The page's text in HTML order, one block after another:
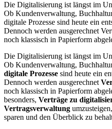
Die Digitalisierung ist längst im
Ob Kundenverwaltung,
digitale Prozesse sind heute ein
Dennoch werden ausgerechnet
noch klassisch in Papierform
Die Digitalisierung ist längst im
Ob Kundenverwaltung,
digitale Prozesse sind heute ein
Dennoch werden ausgerechnet
noch klassisch in Papierform
besonders, Verträge zu
Vertragsverwaltung
sparen und den Überblick zu